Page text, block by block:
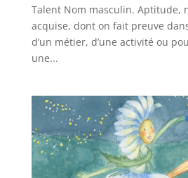
Talent Nom masculin. Aptitude,
acquise, dont on fait preuve
d’un métier, d’une activité ou
une...